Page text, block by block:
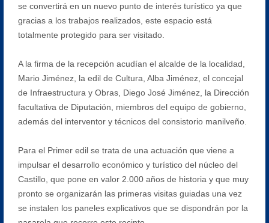
se convertirá en un nuevo punto de interés turístico ya que
gracias a los trabajos realizados, este espacio está
totalmente protegido para ser visitado.
A la firma de la recepción acudían el alcalde de la localidad,
Mario Jiménez, la edil de Cultura, Alba Jiménez, el concejal
de Infraestructura y Obras, Diego José Jiménez, la Dirección
facultativa de Diputación, miembros del equipo de gobierno,
además del interventor y técnicos del consistorio manilveño.
Para el Primer edil se trata de una actuación que viene a
impulsar el desarrollo económico y turístico del núcleo del
Castillo, que pone en valor 2.000 años de historia y que muy
pronto se organizarán las primeras visitas guiadas una vez
se instalen los paneles explicativos que se dispondrán por la